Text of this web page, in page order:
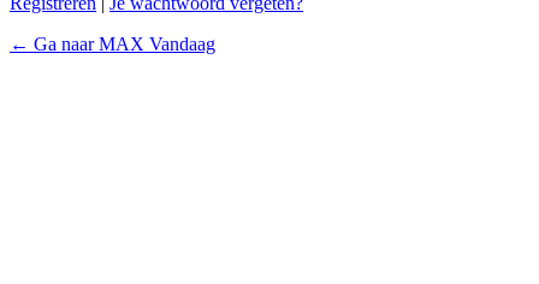
← Ga naar MAX Vandaag